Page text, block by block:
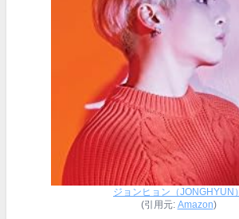
ジョンヒョン（JONGHYUN）
(引用元: Amazon)